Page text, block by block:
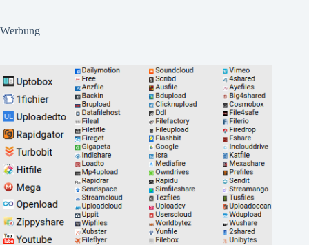
Werbung